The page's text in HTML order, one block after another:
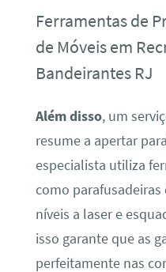
Ferramentas de
de Móveis em
Bandeirantes RJ
Além disso, um
resume a apertar
especialista utiliza
como
níveis a laser e
isso garante que as
perfeitamente nas